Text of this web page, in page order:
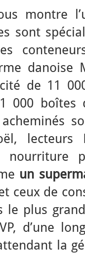
montre
sont
danoise
de 11
000 boîtes
un
ceux de
le plus
d’une
la